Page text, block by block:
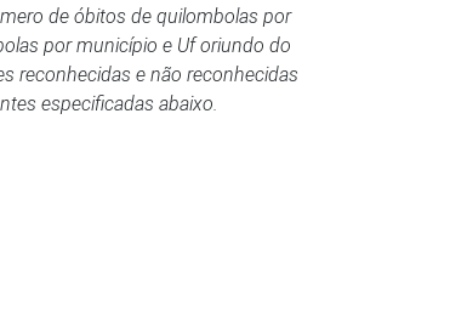
de óbitos de quilombolas por
por município e Uf oriundo do
reconhecidas e não reconhecidas
especificadas abaixo.